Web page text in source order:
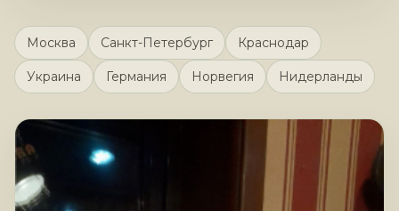
Москва Санкт-Петербург Краснодар
Украина Германия Норвегия Нидерланды